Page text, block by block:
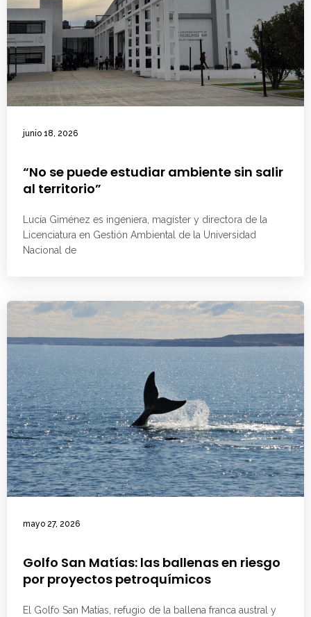
junio 18, 2026
“No se puede estudiar ambiente sin salir
al territorio”
Lucía Giménez es ingeniera, magíster y directora de la
Licenciatura en Gestión Ambiental de la Universidad
Nacional de
mayo 27, 2026
Golfo San Matías: las ballenas en riesgo
por proyectos petroquímicos
El Golfo San Matías, refugio de la ballena franca austral y